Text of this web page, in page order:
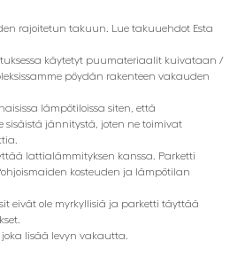
rajoitetun takuun. Lue takuuehdot Esta
käytetyt puumateriaalit kuivataan /
pöydän rakenteen vakauden
lämpötiloissa siten, että
sisäistä jännitystä, joten ne toimivat
lattialämmityksen kanssa. Parketti
kosteuden ja lämpötilan
eivät ole myrkyllisiä ja parketti täyttää
lisää levyn vakautta.